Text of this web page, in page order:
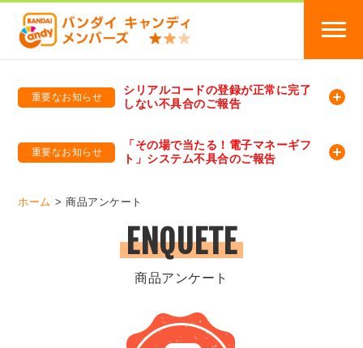
重要なお知らせ
シリアルコードの登録が正常に完了
しない不具合のご報告
重要なお知らせ
「その場で当たる！電子マネーギフ
ト」システム不具合のご報告
ホーム 商品アンケート
ENQUETE
商品アンケート